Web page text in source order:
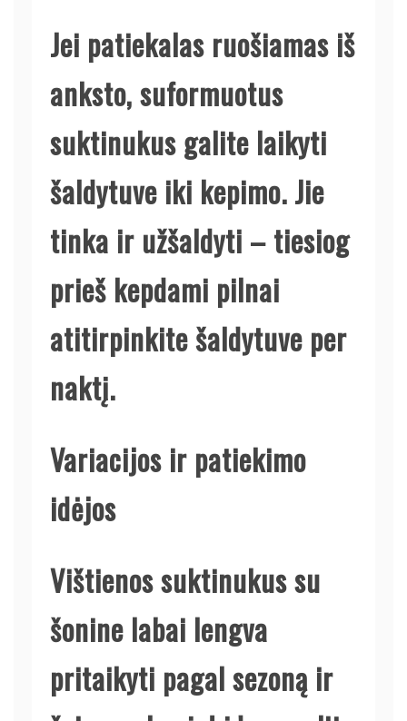
Jei patiekalas ruošiamas iš
anksto, suformuotus
suktinukus galite laikyti
šaldytuve iki kepimo. Jie
tinka ir užšaldyti – tiesiog
prieš kepdami pilnai
atitirpinkite šaldytuve per
naktį.
Variacijos ir patiekimo
idėjos
Vištienos suktinukus su
šonine labai lengva
pritaikyti pagal sezoną ir